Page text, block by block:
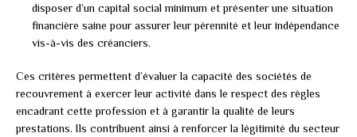
disposer d’un capital social minimum et présenter une situation
financière saine pour assurer leur pérennité et leur indépendance
vis-à-vis des créanciers.
Ces critères permettent d’évaluer la capacité des sociétés de
recouvrement à exercer leur activité dans le respect des règles
encadrant cette profession et à garantir la qualité de leurs
prestations. Ils contribuent ainsi à renforcer la légitimité du secteur